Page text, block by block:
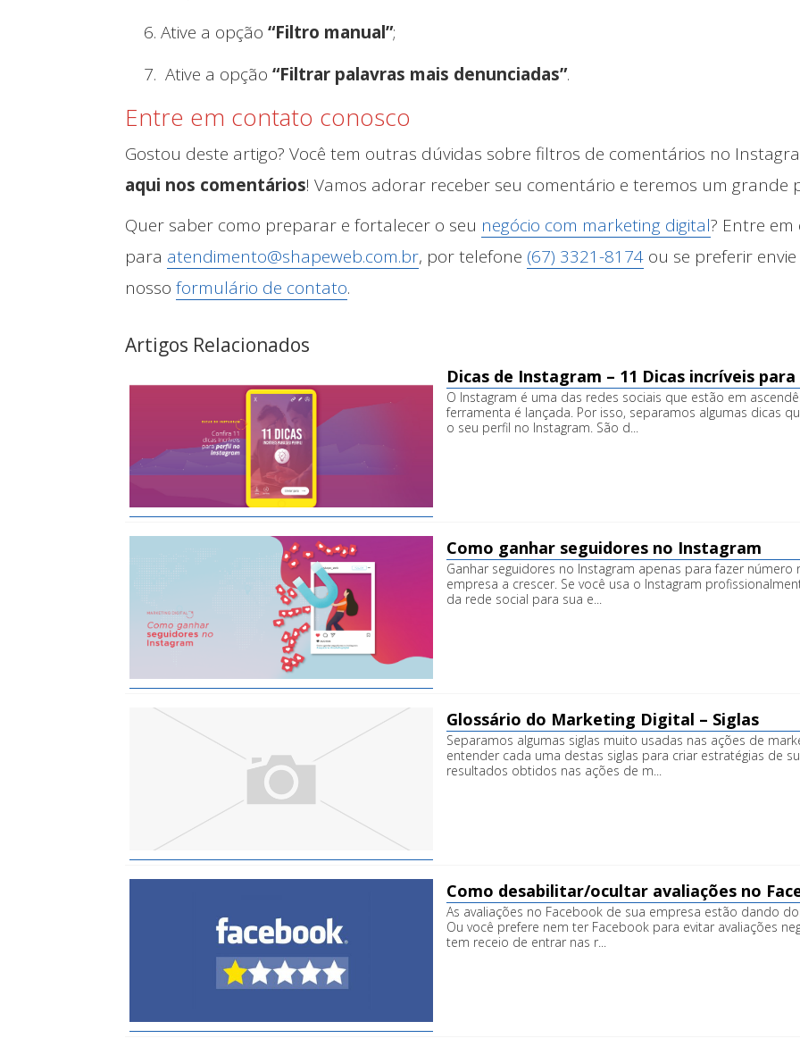
Ative a opção “Filtro manual”;
Ative a opção “Filtrar palavras mais denunciadas”.
Entre em contato conosco
Gostou deste artigo? Você tem outras dúvidas sobre filtros de comentários no
aqui nos comentários! Vamos adorar receber seu comentário e teremos um grande
Quer saber como preparar e fortalecer o seu negócio com marketing digital? Entre
para atendimento@shapeweb.com.br, por telefone (67) 3321-8174 ou se preferir
nosso formulário de contato.
Artigos Relacionados
Dicas de Instagram – 11 Dicas incríveis
O Instagram é uma das redes sociais que estão em
ferramenta é lançada. Por isso, separamos algumas dicas
o seu perfil no Instagram. São d...
Como ganhar seguidores no Instagram
Ganhar seguidores no Instagram apenas para fazer número
empresa a crescer. Se você usa o Instagram
da rede social para sua e...
Glossário do Marketing Digital – Siglas
Separamos algumas siglas muito usadas nas ações de
entender cada uma destas siglas para criar estratégias de
resultados obtidos nas ações de m...
Como desabilitar/ocultar avaliações no
As avaliações no Facebook de sua empresa estão dando
Ou você prefere nem ter Facebook para evitar avaliações
tem receio de entrar nas r...